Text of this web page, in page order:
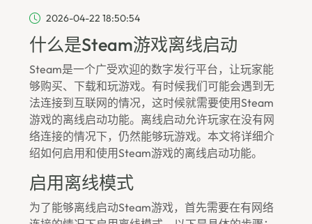
2026-04-22 18:50:54
什么是Steam游戏离线启动
Steam是一个广受欢迎的数字发行平台，让玩家能
够购买、下载和玩游戏。有时候我们可能会遇到无
法连接到互联网的情况，这时候就需要使用Steam
游戏的离线启动功能。离线启动允许玩家在没有网
络连接的情况下，仍然能够玩游戏。本文将详细介
绍如何启用和使用Steam游戏的离线启动功能。
启用离线模式
为了能够离线启动Steam游戏，首先需要在有网络